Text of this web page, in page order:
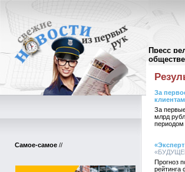
Пресс
Самое-самое //
Поиск в
За
За
млрд
периодом
Прогноз
рейтинга